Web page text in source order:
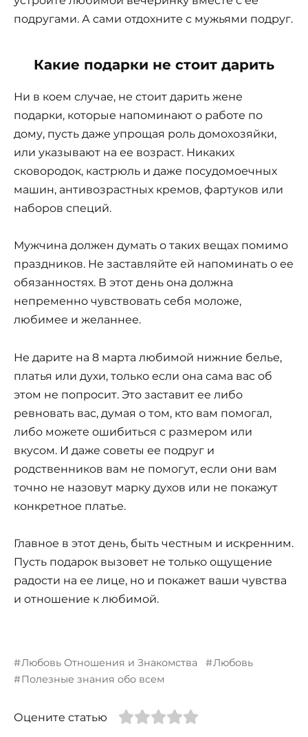
подругами. А сами отдохните с мужьями подруг.
Какие подарки не стоит дарить
Ни в коем случае, не стоит дарить жене
подарки, которые напоминают о работе по
дому, пусть даже упрощая роль домохозяйки,
или указывают на ее возраст. Никаких
сковородок, кастрюль и даже посудомоечных
машин, антивозрастных кремов, фартуков или
наборов специй.
Мужчина должен думать о таких вещах помимо
праздников. Не заставляйте ей напоминать о ее
обязанностях. В этот день она должна
непременно чувствовать себя моложе,
любимее и желаннее.
Не дарите на 8 марта любимой нижние белье,
платья или духи, только если она сама вас об
этом не попросит. Это заставит ее либо
ревновать вас, думая о том, кто вам помогал,
либо можете ошибиться с размером или
вкусом. И даже советы ее подруг и
родственников вам не помогут, если они вам
точно не назовут марку духов или не покажут
конкретное платье.
Главное в этот день, быть честным и искренним.
Пусть подарок вызовет не только ощущение
радости на ее лице, но и покажет ваши чувства
и отношение к любимой.
Любовь Отношения и Знакомства
Любовь
Полезные знания обо всем
Оцените статью